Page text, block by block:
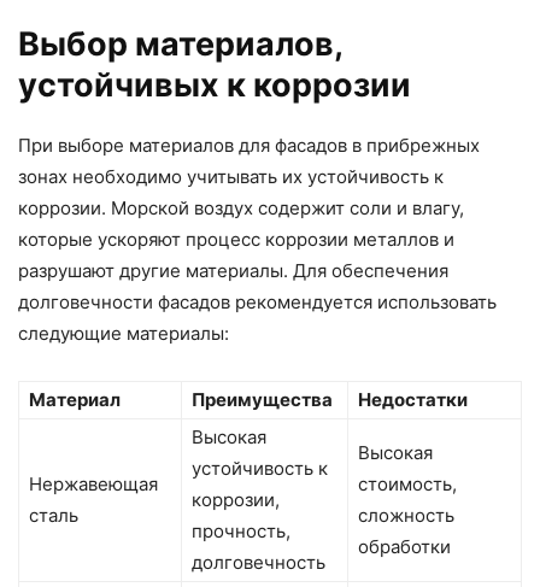
Выбор материалов,
устойчивых к коррозии
При выборе материалов для фасадов в прибрежных
зонах необходимо учитывать их устойчивость к
коррозии. Морской воздух содержит соли и влагу,
которые ускоряют процесс коррозии металлов и
разрушают другие материалы. Для обеспечения
долговечности фасадов рекомендуется использовать
следующие материалы:
Материал Преимущества Недостатки
Нержавеющая
сталь
Высокая
устойчивость к
коррозии,
прочность,
долговечность
Высокая
стоимость,
сложность
обработки